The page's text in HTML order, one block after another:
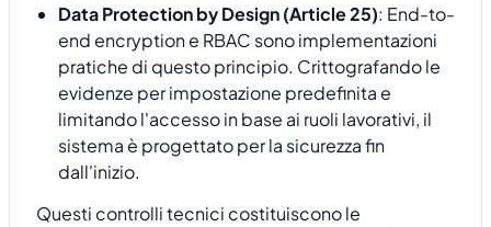
Data Protection by Design (Article 25): End-to-
end encryption e RBAC sono implementazioni
pratiche di questo principio. Crittografando le
evidenze per impostazione predefinita e
limitando l'accesso in base ai ruoli lavorativi, il
sistema è progettato per la sicurezza fin
dall'inizio.
Questi controlli tecnici costituiscono le